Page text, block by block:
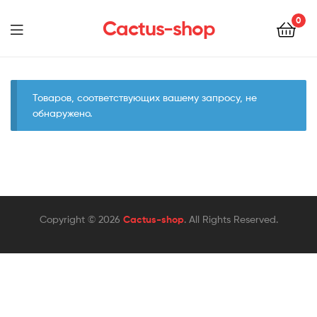
Cactus-shop 0
Menu
Товаров, соответствующих вашему запросу, не
обнаружено.
Copyright © 2026 Cactus-shop. All Rights Reserved.